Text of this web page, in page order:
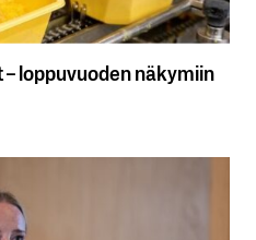
loppuvuoden näkymiin